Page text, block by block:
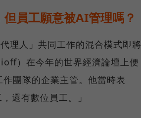
員工願意被AI管理嗎？
理人」共同工作的混合模式即將
）在今年的世界經濟論壇上便
團隊的企業主管。他當時表
還有數位員工。」